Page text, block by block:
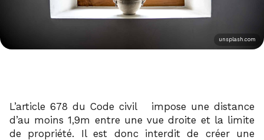
unsplash.com
L’article 678 du Code civil
impose une distance
d’au moins 1,9m entre une vue droite et la limite
de propriété. Il est donc interdit de créer une